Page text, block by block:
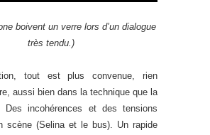
boivent un verre lors d’un dialogue
très tendu.)
tout est plus convenue, rien
aussi bien dans la technique que la
Des incohérences et des tensions
scène (Selina et le bus). Un rapide